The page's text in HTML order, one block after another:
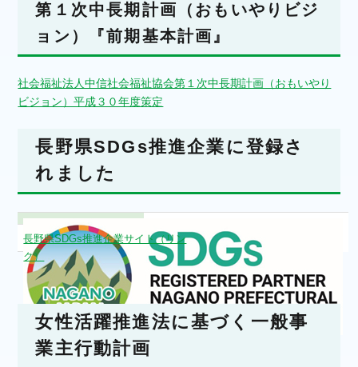
第１次中長期計画（おもいやりビジ
ョン）『前期基本計画』
社会福祉法人中信社会福祉協会第１次中長期計画（おもいやり
ビジョン）平成３０年度策定
長野県SDGs推進企業に登録さ
れました
長野県SDGs推進企業サイト（リン
ク）
女性活躍推進法に基づく一般事
業主行動計画